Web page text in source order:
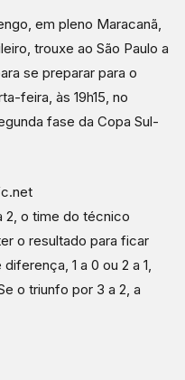
em pleno Maracanã,
trouxe ao São Paulo a
se preparar para o
feira, às 19h15, no
fase da Copa Sul-
2, o time do técnico
o resultado para ficar
1 a 0 ou 2 a 1,
o triunfo por 3 a 2, a